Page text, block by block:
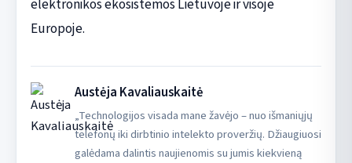
elektronikos ekosistemos Lietuvoje ir visoje
Europoje.
Austėja Kavaliauskaitė
„Technologijos visada mane žavėjo – nuo išmaniųjų
telefonų iki dirbtinio intelekto proveržių. Džiaugiuosi
galėdama dalintis naujienomis su jumis kiekvieną